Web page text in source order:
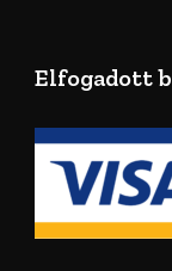
Elfogadott